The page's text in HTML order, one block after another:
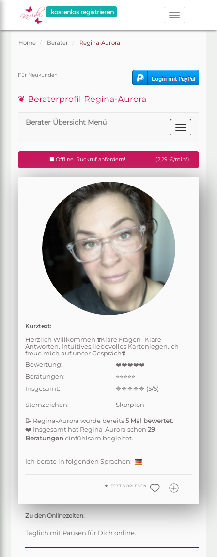
kostenlos registrieren
Home Berater Regina-Aurora
Für Neukunden
❦ Beraterprofil Regina-Aurora
Berater Übersicht Menü
Offline. Rückruf anfordern! (2,29 €/min*)
Kurztext:
Herzlich Willkommen ❣️Klare Fragen- Klare
Antworten. Intuitives,liebevolles Kartenlegen.Ich
freue mich auf unser Gespräch❣️
Bewertung:
❤️❤️❤️❤️❤️
Beratungen: ⭐⭐⭐⭐⭐
Insgesamt: 🔷🔷🔷🔷🔷 (5/5)
Sternzeichen: Skorpion
📝 Regina-Aurora wurde bereits5 Mal bewertet.
❤️ Insgesamt hat Regina-Aurora schon29
Beratungen einfühlsam begleitet.
Ich berate in folgenden Sprachen:
🔊 TEXT VORLESEN
Zu den Onlinezeiten:
Täglich mit Pausen für Dich online.